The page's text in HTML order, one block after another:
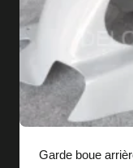
Garde boue